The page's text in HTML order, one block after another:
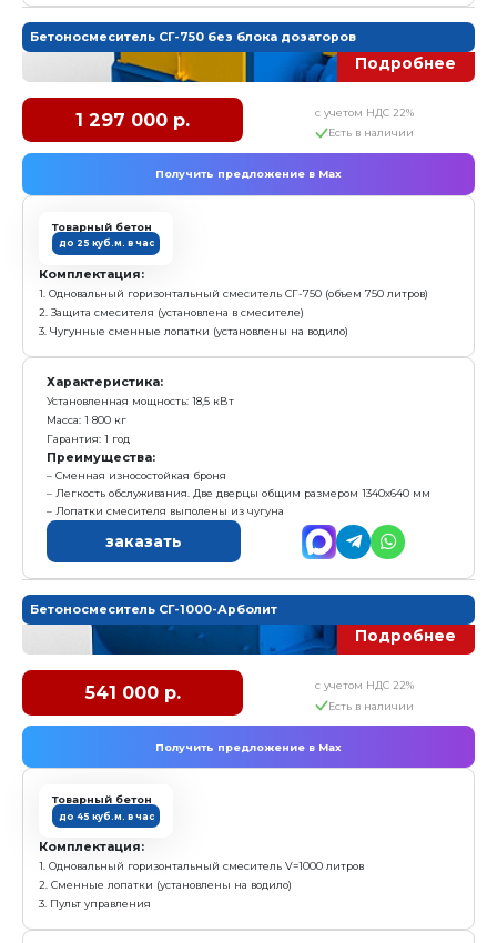
1 385 000 р.
Получить предложение в
до 15 куб.м. в час
Комплектация:
1. Одновальный горизонтальный смеситель СГ-550
2. Защита смесителя (установлена в смесителе)
3. Чугунные сменные лопатки (установлены на
4. Блок дозаторов объемно-весовой
5. Дозатор цемента - весовой (до 300 кг)
6. Дозатор заполнителя - объемный (до 480л)
7. Проточный дозатор воды
8. Пульт управления
Характеристика:
Масса: 1 650 кг
Гарантия: 1 год
Преимущества:
Сменная износостойкая броня
Легкость обслуживания. Дверца размером
Лопатки смесителя выполены из чугуна
заказать